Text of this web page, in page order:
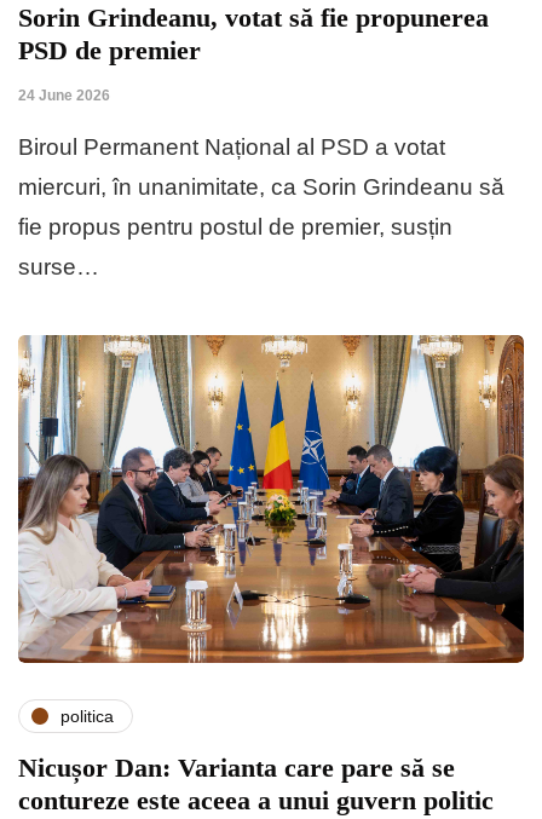
Sorin Grindeanu, votat să fie propunerea
PSD de premier
24 June 2026
Biroul Permanent Național al PSD a votat
miercuri, în unanimitate, ca Sorin Grindeanu să
fie propus pentru postul de premier, susțin
surse…
politica
Nicușor Dan: Varianta care pare să se
contureze este aceea a unui guvern politic